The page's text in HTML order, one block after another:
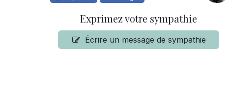
Exprimez votre sympathie
Écrire un message de sympathie